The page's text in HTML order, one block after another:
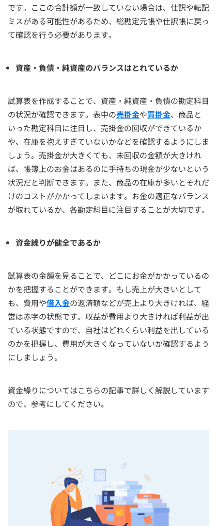
です。ここの合計額が一致していない場合は、仕訳や転記
ミスがある可能性があるため、総勘定元帳や仕訳帳に戻っ
て確認を行う必要があります。
資産・負債・純資産のバランスはとれているか
試算表を作成することで、資産・純資産・負債の勘定科目
の状況が確認できます。表中の売掛金や買掛金、商品と
いった勘定科目に注目し、売掛金の回収ができているか
や、在庫を抱えすぎていないかなどを確認するようにしま
しょう。売掛金が大きくても、未回収の金額が大きけれ
ば、帳簿上のお金はあるのに手持ちの現金が少ないという
状況だと判断できます。また、商品の在庫が多いとそれだ
けのコストがかかってしまいます。お金の適正なバランス
が取れているか、各勘定科目に注目することが大切です。
資金繰りが健全であるか
試算表の金額を見ることで、どこにお金がかかっているの
かを把握することができます。もし売上が大きいとして
も、費用や借入金の返済額などが売上より大きければ、経
営は赤字の状態です。収益が費用より大きければ利益が出
ている状態ですので、自社はどれくらい利益を出している
のかを把握し、費用が大きくなっていないか確認するよう
にしましょう。
資金繰りについてはこちらの記事で詳しく解説しています
ので、参考にしてください。